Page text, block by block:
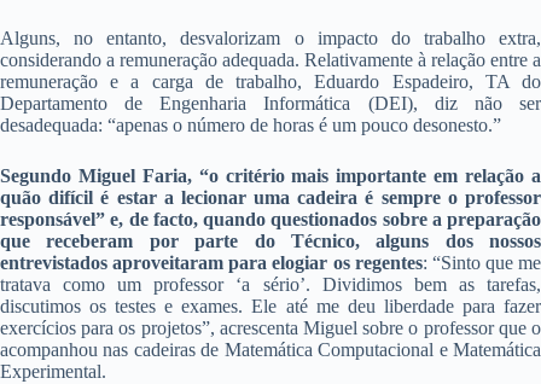
Alguns, no entanto, desvalorizam o impacto do trabalho extra,
considerando a remuneração adequada. Relativamente à relação entre a
remuneração e a carga de trabalho, Eduardo Espadeiro, TA do
Departamento de Engenharia Informática (DEI), diz não ser
desadequada: “apenas o número de horas é um pouco desonesto.”
Segundo Miguel Faria, “o critério mais importante em relação a
quão difícil é estar a lecionar uma cadeira é sempre o professor
responsável” e, de facto, quando questionados sobre a preparação
que receberam por parte do Técnico, alguns dos nossos
entrevistados aproveitaram para elogiar os regentes: “Sinto que me
tratava como um professor ‘a sério’. Dividimos bem as tarefas,
discutimos os testes e exames. Ele até me deu liberdade para fazer
exercícios para os projetos”, acrescenta Miguel sobre o professor que o
acompanhou nas cadeiras de Matemática Computacional e Matemática
Experimental.